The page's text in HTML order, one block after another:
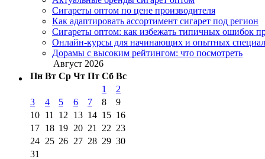
Сигареты оптом по цене производителя
Как адаптировать ассортимент сигарет под регион
Сигареты оптом: как избежать типичных ошибок
Онлайн-курсы для начинающих и опытных
Дорамы с высоким рейтингом: что посмотреть
Август 2026
Пн Вт Ср Чт Пт Сб Вс
1
2
3
4 5 6 7 8
9
10 11 12 13 14 15 16
17 18 19 20 21 22 23
24 25 26 27 28 29 30
31